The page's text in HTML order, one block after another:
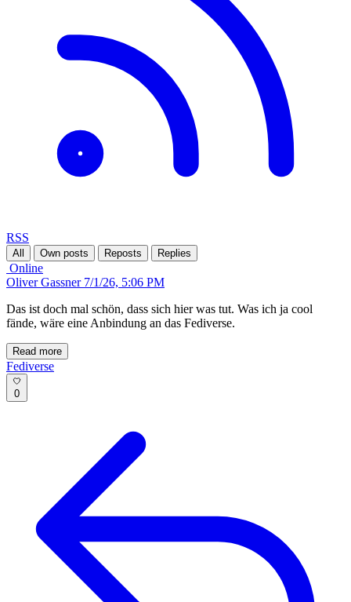
RSS
All Own posts Reposts Replies
Online
Oliver Gassner 7/1/26, 5:06 PM
Das ist doch mal schön, dass sich hier was tut. Was ich ja cool
fände, wäre eine Anbindung an das Fediverse.
Read more
Fediverse
0